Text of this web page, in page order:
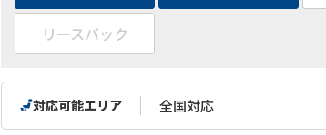
リースバック
対応可能エリア 全国対応